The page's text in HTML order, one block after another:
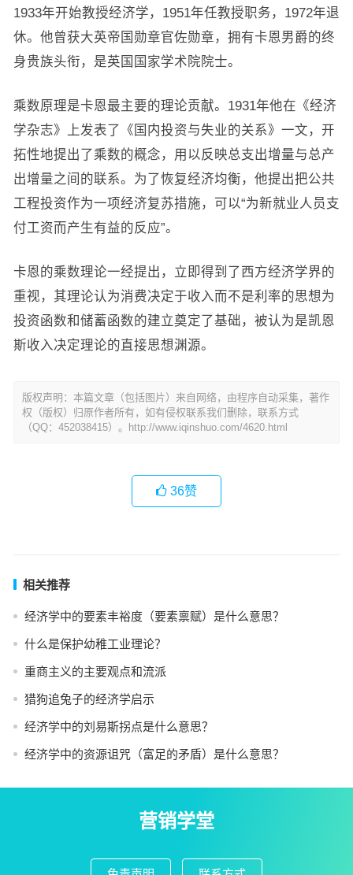
1933年开始教授经济学，1951年任教授职务，1972年退
休。他曾获大英帝国勋章官佐勋章，拥有卡恩男爵的终
身贵族头衔，是英国国家学术院院士。
乘数原理是卡恩最主要的理论贡献。1931年他在《经济
学杂志》上发表了《国内投资与失业的关系》一文，开
拓性地提出了乘数的概念，用以反映总支出增量与总产
出增量之间的联系。为了恢复经济均衡，他提出把公共
工程投资作为一项经济复苏措施，可以“为新就业人员支
付工资而产生有益的反应”。
卡恩的乘数理论一经提出，立即得到了西方经济学界的
重视，其理论认为消费决定于收入而不是利率的思想为
投资函数和储蓄函数的建立奠定了基础，被认为是凯恩
斯收入决定理论的直接思想渊源。
版权声明：本篇文章（包括图片）来自网络，由程序自动采集，著作
权（版权）归原作者所有，如有侵权联系我们删除，联系方式
（QQ：452038415）。http://www.iqinshuo.com/4620.html
36赞
相关推荐
经济学中的要素丰裕度（要素禀赋）是什么意思？
什么是保护幼稚工业理论？
重商主义的主要观点和流派
猎狗追兔子的经济学启示
经济学中的刘易斯拐点是什么意思？
经济学中的资源诅咒（富足的矛盾）是什么意思？
营销学堂